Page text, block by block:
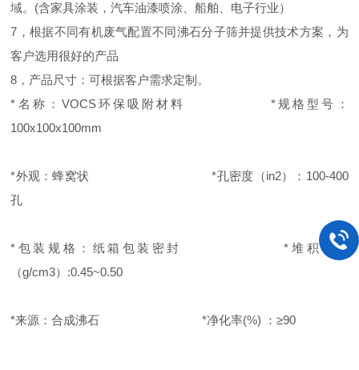
域。(含家具涂装，汽车油漆喷涂、船舶、电子行业）
7，根据不同有机废气配置不同沸石分子筛并提供技术方案，为
客户选用很好的产品
8，产品尺寸：可根据客户需求定制。
*名称：VOCS环保吸附材料 *规格型号：
100x100x100mm
*外观：蜂窝状 *孔密度（in2）：100-400
孔
*包装规格：纸箱包装密封 *堆积密度
（g/cm3）:0.45~0.50
*来源：合成沸石 *净化率(%) ：≥90